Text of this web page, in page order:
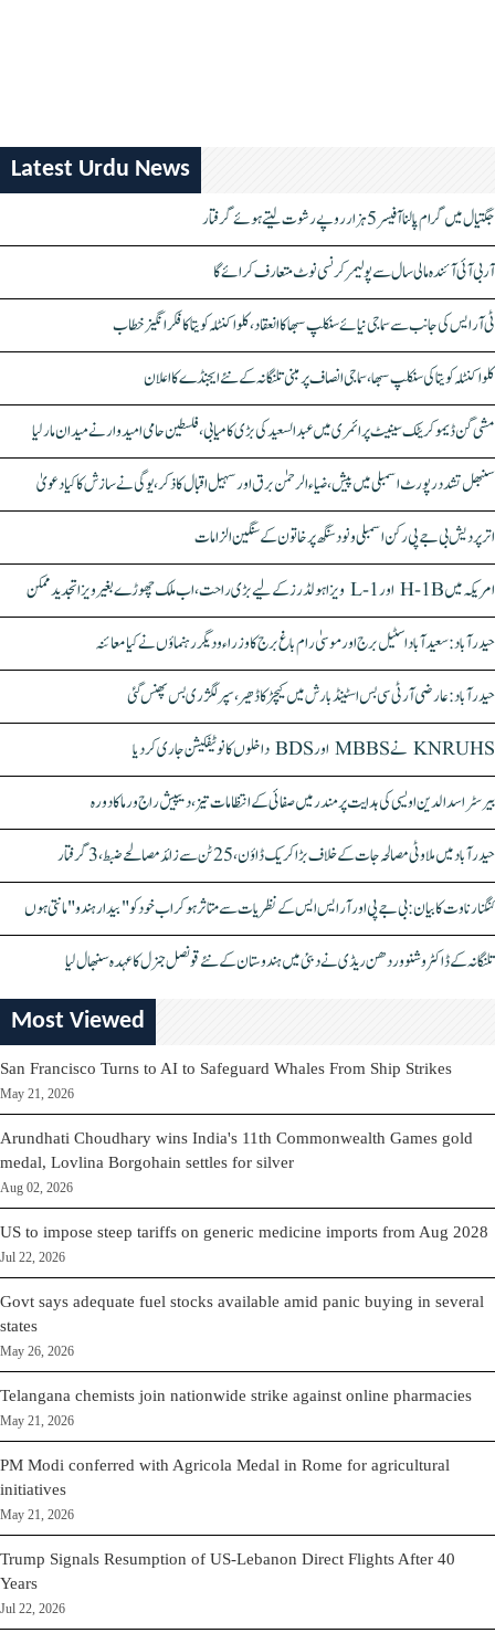
Latest Urdu News
جگتیال میں گرام پالنا آفیسر 5 ہزار روپے رشوت لیتے ہوئے گرفتار
آر بی آئی آئندہ مالی سال سے پولیمر کرنسی نوٹ متعارف کرائے گا
ٹی آر ایس کی جانب سے سماجی نیائے سنکلپ سبھا کا انعقاد، کلواکنٹلہ کویتا کا فکر انگیز خطاب
کلواکنٹلہ کویتا کی سنکلپ سبھا، سماجی انصاف پر مبنی تلنگانہ کے نئے ایجنڈے کا اعلان
مشی گن ڈیموکریٹک سینیٹ پرائمری میں عبدالسعید کی بڑی کامیابی، فلسطین حامی امیدوار نے میدان مار لیا
سنبھل تشدد رپورٹ اسمبلی میں پیش، ضیاء الرحمٰن برق اور سہیل اقبال کا ذکر، یوگی نے سازش کا کیا دعویٰ
اتر پردیش بی جے پی رکن اسمبلی ونود سنگھ پر خاتون کے سنگین الزامات
امریکہ میں H-1B اور L-1 ویزا ہولڈرز کے لیے بڑی راحت، اب ملک چھوڑے بغیر ویزا تجدید ممکن
حیدرآباد: سعیدآباد اسٹیل برج اور موسیٰ رام باغ برج کا وزراء و دیگر رہنماؤں نے کیا معائنہ
حیدرآباد: عارضی آر ٹی سی بس اسٹینڈ بارش میں کیچڑ کا ڈھیر، سپر لگژری بس پھنس گئی
KNRUHS نے MBBS اور BDS داخلوں کا نوٹیفکیشن جاری کر دیا
بیرسٹر اسدالدین اویسی کی ہدایت پر مندر میں صفائی کے انتظامات تیز، دیپیش راج ورما کا دورہ
حیدرآباد میں ملاوٹی مصالحہ جات کے خلاف بڑا کریک ڈاؤن، 25 ٹن سے زائد مصالحے ضبط، 3 گرفتار
کنگنا رناوت کا بیان: بی جے پی اور آر ایس ایس کے نظریات سے متاثر ہو کر اب خود کو "بیدار ہندو" مانتی ہوں
تلنگانہ کے ڈاکٹر وشنو وردھن ریڈی نے دبئی میں ہندوستان کے نئے قونصل جنرل کا عہدہ سنبھال لیا
Most Viewed
San Francisco Turns to AI to Safeguard Whales From Ship Strikes
May 21, 2026
Arundhati Choudhary wins India's 11th Commonwealth Games gold
medal, Lovlina Borgohain settles for silver
Aug 02, 2026
US to impose steep tariffs on generic medicine imports from Aug 2028
Jul 22, 2026
Govt says adequate fuel stocks available amid panic buying in several
states
May 26, 2026
Telangana chemists join nationwide strike against online pharmacies
May 21, 2026
PM Modi conferred with Agricola Medal in Rome for agricultural
initiatives
May 21, 2026
Trump Signals Resumption of US-Lebanon Direct Flights After 40
Years
Jul 22, 2026